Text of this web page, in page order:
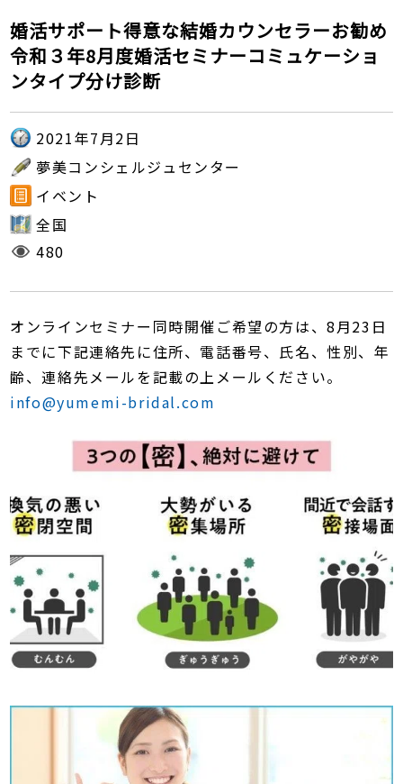
婚活サポート得意な結婚カウンセラーお勧め
令和３年8月度婚活セミナーコミュケーショ
ンタイプ分け診断
2021年7月2日
夢美コンシェルジュセンター
イベント
全国
480
オンラインセミナー同時開催ご希望の方は、8月23日
までに下記連絡先に住所、電話番号、氏名、性別、年
齢、連絡先メールを記載の上メールください。
info@yumemi-bridal.com